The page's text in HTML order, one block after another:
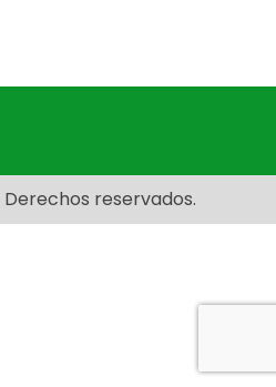
Derechos reservados.